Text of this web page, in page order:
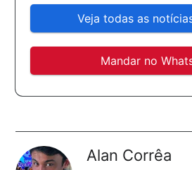
Veja todas as
Mandar no
Alan Corrêa